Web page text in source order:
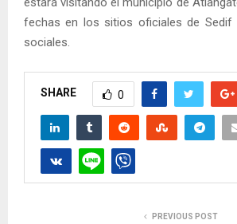
fechas en los sitios oficiales de Sedif
sociales.
SHARE 0
PREVIOUS POST